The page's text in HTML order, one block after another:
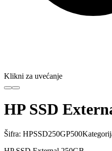
Klikni za uvećanje
HP SSD
Šifra: HPSSD250GP500